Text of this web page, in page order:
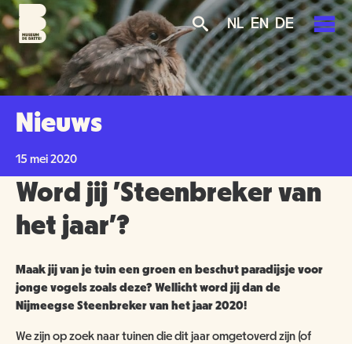
Overslaan
en
naar
de
inhoud
gaan
Skip
to
main
navigation
Skip
to
search
NL EN DE
PLAN JE BEZOEK
TICKETS
ENTREEPRIJZEN
TOEGANKELIJKHEID
GROEPSBEZOEK
AGENDA
OVER ONS
MISSIE EN VISIE
ORGANISATIE
VRIJWILLIGERS
GROENMAKERS
SCHOLEN
KOOP TICKETS
Nieuws
15 mei 2020
Word jij 'Steenbreker van
het jaar'?
Maak jij van je tuin een groen en beschut paradijsje voor
jonge vogels zoals deze? Wellicht word jij dan de
Nijmeegse Steenbreker van het jaar 2020!
We zijn op zoek naar tuinen die dit jaar omgetoverd zijn (of